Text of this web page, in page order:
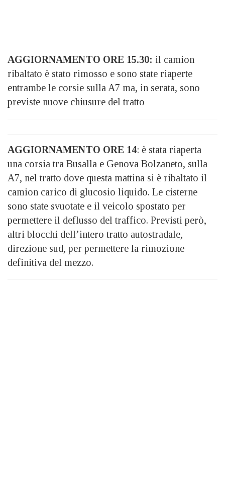
AGGIORNAMENTO ORE 15.30: il camion
ribaltato è stato rimosso e sono state riaperte
entrambe le corsie sulla A7 ma, in serata, sono
previste nuove chiusure del tratto
AGGIORNAMENTO ORE 14: è stata riaperta
una corsia tra Busalla e Genova Bolzaneto, sulla
A7, nel tratto dove questa mattina si è ribaltato il
camion carico di glucosio liquido. Le cisterne
sono state svuotate e il veicolo spostato per
permettere il deflusso del traffico. Previsti però,
altri blocchi dell’intero tratto autostradale,
direzione sud, per permettere la rimozione
definitiva del mezzo.